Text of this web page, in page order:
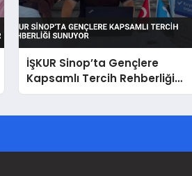
İŞKUR Sinop’ta Gençlere
Kapsamlı Tercih Rehberliği
Sunuyor